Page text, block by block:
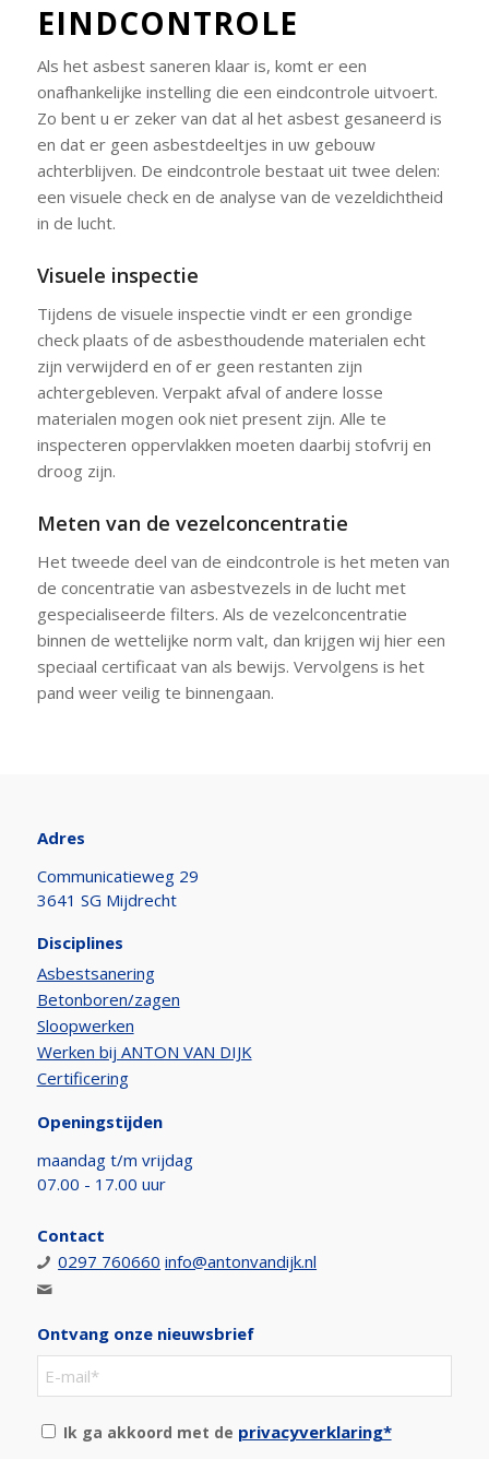
EINDCONTROLE
Als het asbest saneren klaar is, komt er een
onafhankelijke instelling die een eindcontrole uitvoert.
Zo bent u er zeker van dat al het asbest gesaneerd is
en dat er geen asbestdeeltjes in uw gebouw
achterblijven. De eindcontrole bestaat uit twee delen:
een visuele check en de analyse van de vezeldichtheid
in de lucht.
Visuele inspectie
Tijdens de visuele inspectie vindt er een grondige
check plaats of de asbesthoudende materialen echt
zijn verwijderd en of er geen restanten zijn
achtergebleven. Verpakt afval of andere losse
materialen mogen ook niet present zijn. Alle te
inspecteren oppervlakken moeten daarbij stofvrij en
droog zijn.
Meten van de vezelconcentratie
Het tweede deel van de eindcontrole is het meten van
de concentratie van asbestvezels in de lucht met
gespecialiseerde filters. Als de vezelconcentratie
binnen de wettelijke norm valt, dan krijgen wij hier een
speciaal certificaat van als bewijs. Vervolgens is het
pand weer veilig te binnengaan.
Adres
Communicatieweg 29
3641 SG Mijdrecht
Disciplines
Asbestsanering
Betonboren/zagen
Sloopwerken
Werken bij ANTON VAN DIJK
Certificering
Openingstijden
maandag t/m vrijdag
07.00 - 17.00 uur
Contact
0297 760660 info@antonvandijk.nl
Ontvang onze nieuwsbrief
Ik ga akkoord met de privacyverklaring*